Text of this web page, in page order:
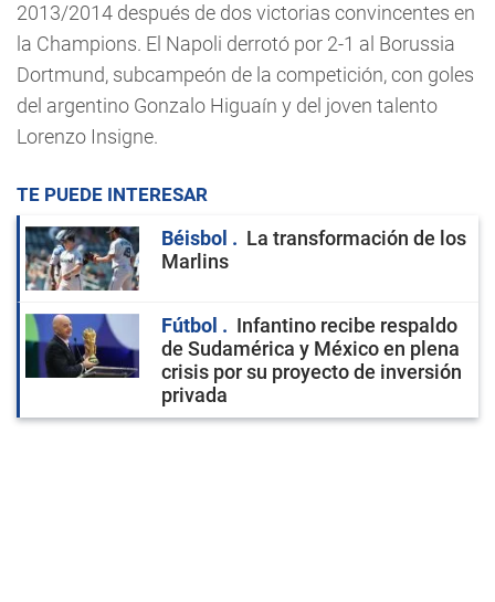
2013/2014 después de dos victorias convincentes en
la Champions. El Napoli derrotó por 2-1 al Borussia
Dortmund, subcampeón de la competición, con goles
del argentino Gonzalo Higuaín y del joven talento
Lorenzo Insigne.
TE PUEDE INTERESAR
Béisbol
La transformación de los
Marlins
Fútbol
Infantino recibe respaldo
de Sudamérica y México en plena
crisis por su proyecto de inversión
privada